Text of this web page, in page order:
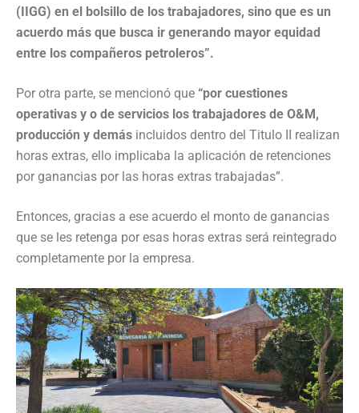
(IIGG) en el bolsillo de los trabajadores, sino que es un
acuerdo más que busca ir generando mayor equidad
entre los compañeros petroleros”.
Por otra parte, se mencionó que “por cuestiones
operativas y o de servicios los trabajadores de O&M,
producción y demás incluidos dentro del Titulo II realizan
horas extras, ello implicaba la aplicación de retenciones
por ganancias por las horas extras trabajadas”.
Entonces, gracias a ese acuerdo el monto de ganancias
que se les retenga por esas horas extras será reintegrado
completamente por la empresa.